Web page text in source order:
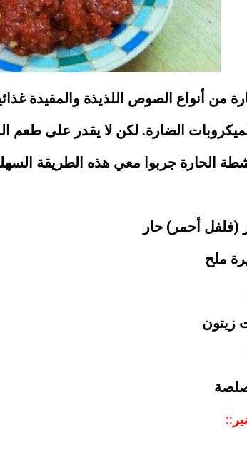
من أنواع الصوص اللذيذة والمفيدة
والميكروبات الضارة. لكن لا يقدر على
الحارة جربوا معي هذه الطريقة
زيتون